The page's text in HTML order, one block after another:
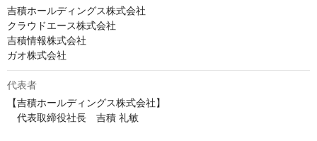
吉積ホールディングス株式会社
クラウドエース株式会社
吉積情報株式会社
ガオ株式会社
代表者
【吉積ホールディングス株式会社】
代表取締役社長　吉積 礼敏